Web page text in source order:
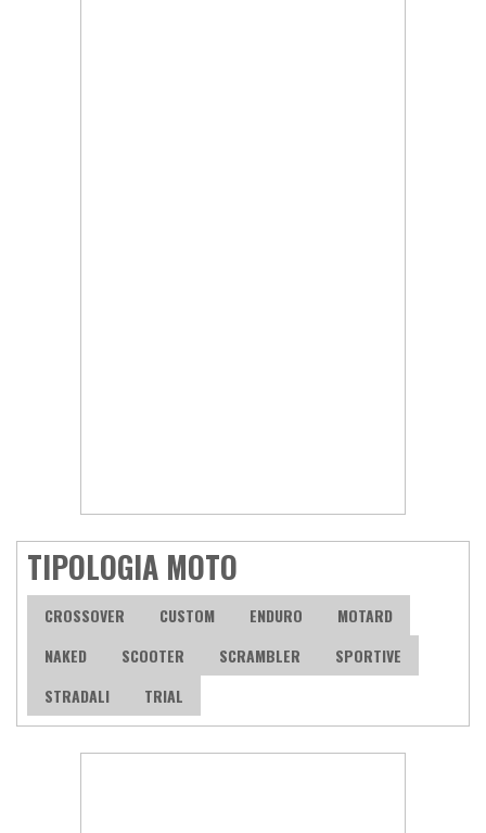
TIPOLOGIA MOTO
CROSSOVER CUSTOM ENDURO
MOTARD
NAKED
SCOOTER SCRAMBLER
SPORTIVE
STRADALI
TRIAL